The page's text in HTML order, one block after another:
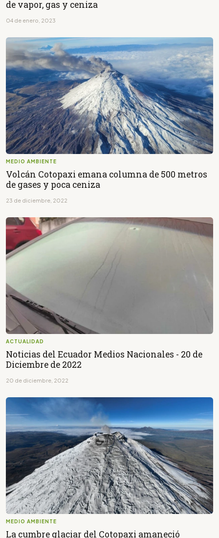
de vapor, gas y ceniza
04 de enero, 2023
MEDIO AMBIENTE
Volcán Cotopaxi emana columna de 500 metros
de gases y poca ceniza
23 de diciembre, 2022
ACTUALIDAD
Noticias del Ecuador Medios Nacionales - 20 de
Diciembre de 2022
20 de diciembre, 2022
MEDIO AMBIENTE
La cumbre glaciar del Cotopaxi amaneció